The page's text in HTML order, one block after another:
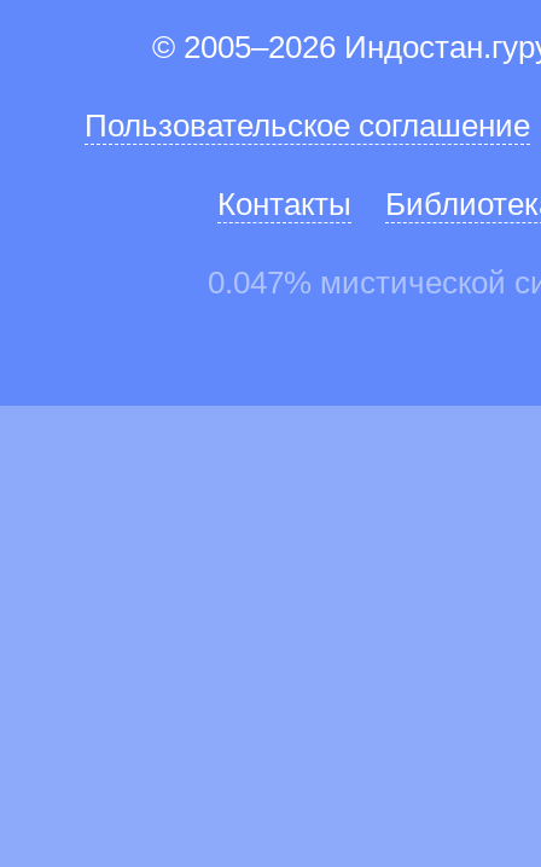
© 2005–2026
Пользовательское соглашение
Контакты
0.047% мистической